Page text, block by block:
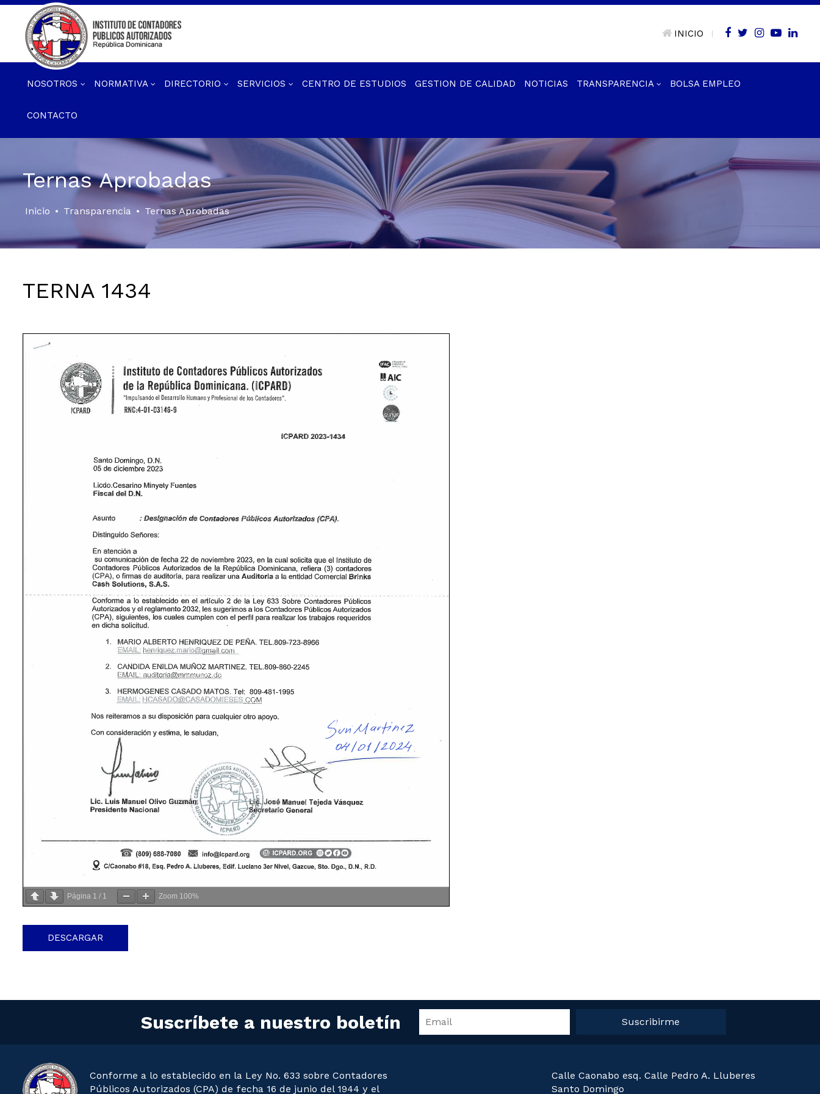
INICIO
NOSOTROS NORMATIVA DIRECTORIO SERVICIOS CENTRO DE ESTUDIOS GESTION DE CALIDAD NOTICIAS TRANSPARENCIA BOLSA EMPLEO
CONTACTO
Ternas Aprobadas
Inicio • Transparencia • Ternas Aprobadas
TERNA 1434
Página 1 / 1 Zoom 100%
DESCARGAR
Suscríbete a nuestro boletín Suscribirme
Conforme a lo establecido en la Ley No. 633 sobre Contadores
Públicos Autorizados (CPA) de fecha 16 de junio del 1944 y el
Calle Caonabo esq. Calle Pedro A. Lluberes
Santo Domingo